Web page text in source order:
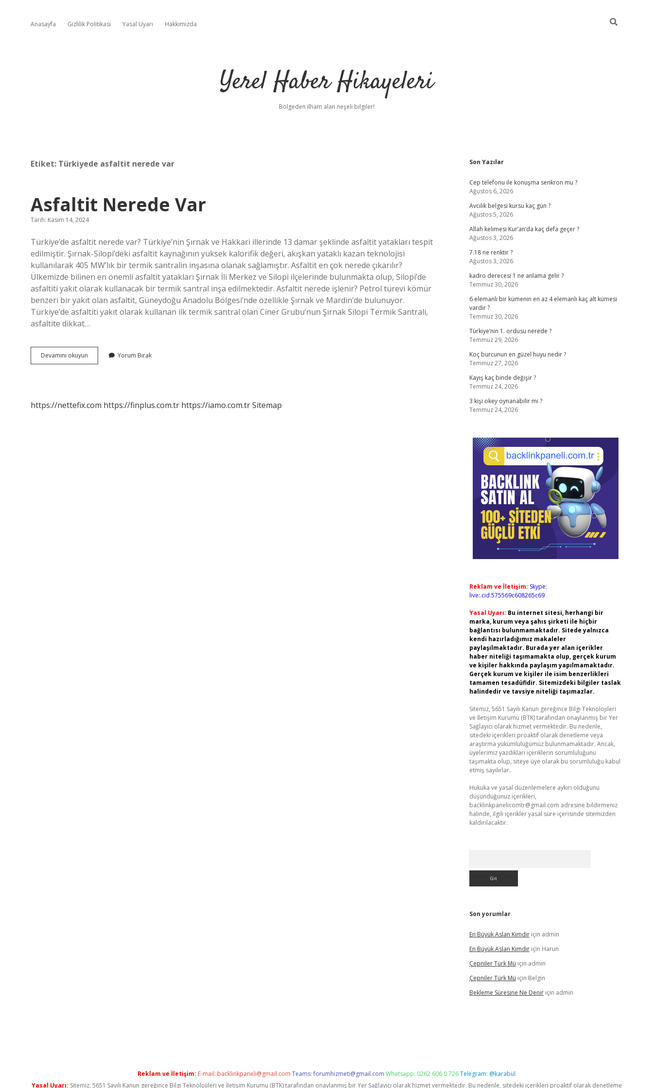
Anasayfa Gizlilik Politikası Yasal Uyarı Hakkımızda
Yerel Haber Hikayeleri
Bölgeden ilham alan neşeli bilgiler!
Etiket: Türkiyede asfaltit nerede var
Asfaltit Nerede Var
Tarih: Kasım 14, 2024
Türkiye’de asfaltit nerede var? Türkiye’nin Şırnak ve Hakkari illerinde 13 damar şeklinde asfaltit yatakları tespit
edilmiştir. Şırnak-Silopi’deki asfaltit kaynağının yüksek kalorifik değeri, akışkan yataklı kazan teknolojisi
kullanılarak 405 MW’lık bir termik santralin inşasına olanak sağlamıştır. Asfaltit en çok nerede çıkarılır?
Ülkemizde bilinen en önemli asfaltit yatakları Şırnak İli Merkez ve Silopi ilçelerinde bulunmakta olup, Silopi’de
asfaltiti yakıt olarak kullanacak bir termik santral inşa edilmektedir. Asfaltit nerede işlenir? Petrol türevi kömür
benzeri bir yakıt olan asfaltit, Güneydoğu Anadolu Bölgesi’nde özellikle Şırnak ve Mardin’de bulunuyor.
Türkiye’de asfaltiti yakıt olarak kullanan ilk termik santral olan Ciner Grubu’nun Şırnak Silopi Termik Santrali,
asfaltite dikkat…
Devamını okuyun
Nerede
Yorum Bırak
https://nettefix.com https://finplus.com.tr https://iamo.com.trSitemap
Sidebar
Son Yazılar
Cep telefonu ile konuşma senkron mu ?
Ağustos 6, 2026
Avcılık belgesi kursu kaç gün ?
Ağustos 5, 2026
Allah kelimesi Kur’an’da kaç defa geçer ?
Ağustos 3, 2026
7.18 ne renktir ?
Ağustos 3, 2026
kadro derecesi 1 ne anlama gelir ?
Temmuz 30, 2026
6 elemanlı bir kümenin en az 4 elemanlı kaç alt kümesi
vardır ?
Temmuz 30, 2026
Türkiye’nin 1. ordusu nerede ?
Temmuz 29, 2026
Koç burcunun en güzel huyu nedir ?
Temmuz 27, 2026
Kayış kaç binde değişir ?
Temmuz 24, 2026
3 kişi okey oynanabilir mi ?
Temmuz 24, 2026
Reklam ve İletişim: Skype:
live:.cid.575569c608265c69
Yasal Uyarı: Bu internet sitesi, herhangi bir
marka, kurum veya şahıs şirketi ile hiçbir
bağlantısı bulunmamaktadır. Sitede yalnızca
kendi hazırladığımız makaleler
paylaşılmaktadır. Burada yer alan içerikler
haber niteliği taşımamakta olup, gerçek kurum
ve kişiler hakkında paylaşım yapılmamaktadır.
Gerçek kurum ve kişiler ile isim benzerlikleri
tamamen tesadüfidir. Sitemizdeki bilgiler taslak
halindedir ve tavsiye niteliği taşımazlar.
Sitemiz, 5651 Sayılı Kanun gereğince Bilgi Teknolojileri
ve İletişim Kurumu (BTK) tarafından onaylanmış bir Yer
Sağlayıcı olarak hizmet vermektedir. Bu nedenle,
sitedeki içerikleri proaktif olarak denetleme veya
araştırma yükümlülüğümüz bulunmamaktadır. Ancak,
üyelerimiz yazdıkları içeriklerin sorumluluğunu
taşımakta olup, siteye üye olarak bu sorumluluğu kabul
etmiş sayılırlar.
Hukuka ve yasal düzenlemelere aykırı olduğunu
düşündüğünüz içerikleri,
backlinkpanelicomtr@gmail.com adresine bildirmeniz
halinde, ilgili içerikler yasal süre içerisinde sitemizden
kaldırılacaktır.
Son yorumlar
En Büyük Aslan Kimdiriçin admin
En Büyük Aslan Kimdiriçin Harun
Çepniler Türk Mü için admin
Çepniler Türk Mü için Belgin
Bekleme Süresine Ne Deniriçin admin
Reklam ve İletişim: E-mail: backlinkpaneli@gmail.com Teams:forumhizmeti@gmail.com Whatsapp: 0262 606 0 726Telegram: @karabul
Yasal Uyarı: Sitemiz, 5651 Sayılı Kanun gereğince Bilgi Teknolojileri ve İletişim Kurumu (BTK) tarafından onaylanmış bir Yer Sağlayıcı olarak hizmet vermektedir. Bu nedenle, sitedeki içerikleri proaktif olarak denetleme